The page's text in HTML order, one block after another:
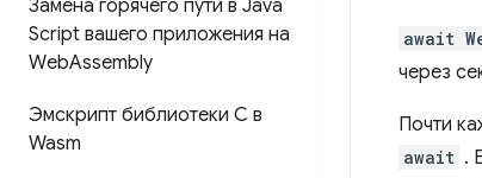
Замена горячего пути в Java
Script вашего приложения на
WebAssembly
Эмскрипт библиотеки C в
Wasm
await
через
Почти
await .